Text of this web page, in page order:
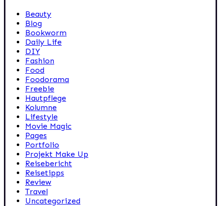
Beauty
Blog
Bookworm
Daily Life
DIY
Fashion
Food
Foodorama
Freebie
Hautpflege
Kolumne
Lifestyle
Movie Magic
Pages
Portfolio
Projekt Make Up
Reisebericht
Reisetipps
Review
Travel
Uncategorized